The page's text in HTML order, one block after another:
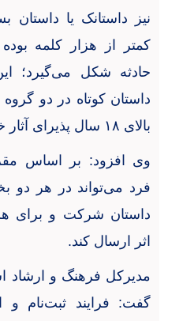
نیز داستانک یا داستان
کمتر از هزار کلمه
حادثه شکل می‌گیرد؛
داستان کوتاه در دو
بالای ۱۸ سال پذیرای آثار
وی افزود: بر اساس
فرد می‌تواند در هر دو
داستان شرکت و برای
اثر ارسال کند.
مدیرکل فرهنگ و ارشاد
گفت: فرایند ثبت‌نام و